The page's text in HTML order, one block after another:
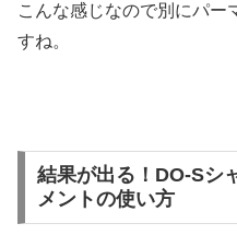
こんな感じなので別にパー
すね。
結果が出る！DO-Sシ
メントの使い方